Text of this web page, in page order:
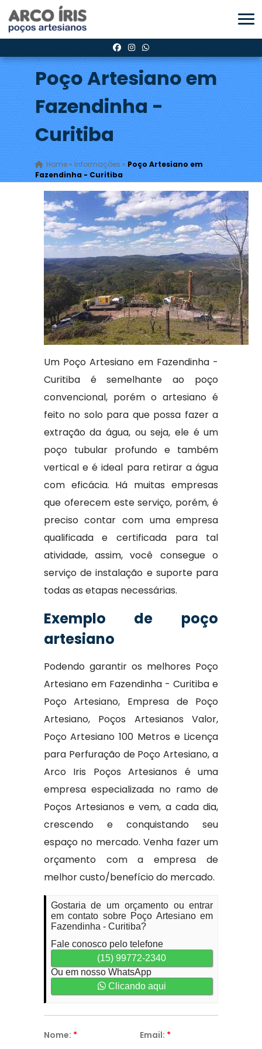
Poço Artesiano em
Fazendinha -
Curitiba
Home» Informações » Poço Artesiano em
Fazendinha - Curitiba
Um Poço Artesiano em Fazendinha -
Curitiba é semelhante ao poço
convencional, porém o artesiano é
feito no solo para que possa fazer a
extração da água, ou seja, ele é um
poço tubular profundo e também
vertical e é ideal para retirar a água
com eficácia. Há muitas empresas
que oferecem este serviço, porém, é
preciso contar com uma empresa
qualificada e certificada para tal
atividade, assim, você consegue o
serviço de instalação e suporte para
todas as etapas necessárias.
Exemplo de poço
artesiano
Podendo garantir os melhores Poço
Artesiano em Fazendinha - Curitiba e
Poço Artesiano, Empresa de Poço
Artesiano, Poços Artesianos Valor,
Poço Artesiano 100 Metros e Licença
para Perfuração de Poço Artesiano, a
Arco Iris Poços Artesianos é uma
empresa especializada no ramo de
Poços Artesianos e vem, a cada dia,
crescendo e conquistando seu
espaço no mercado. Venha fazer um
orçamento com a empresa de
melhor custo/benefício do mercado.
Gostaria de um orçamento ou entrar
em contato sobre Poço Artesiano em
Fazendinha - Curitiba?
Fale conosco pelo telefone
(15) 99772-2340
Ou em nosso WhatsApp
Clicando aqui
Nome: * Email: *